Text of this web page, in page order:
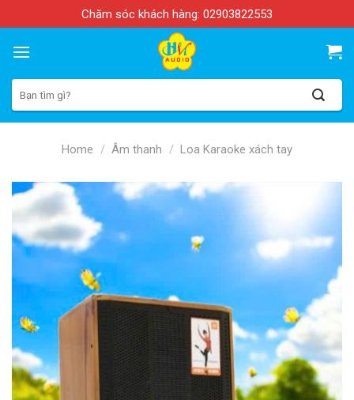
to
content
Chăm sóc khách hàng: 02903822553
for:
Home / Âm thanh / Loa Karaoke xách tay